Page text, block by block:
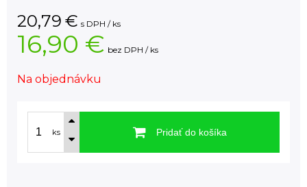
20,79 € s DPH / ks
16,90 € bez DPH / ks
Na objednávku
ks Pridať do košíka